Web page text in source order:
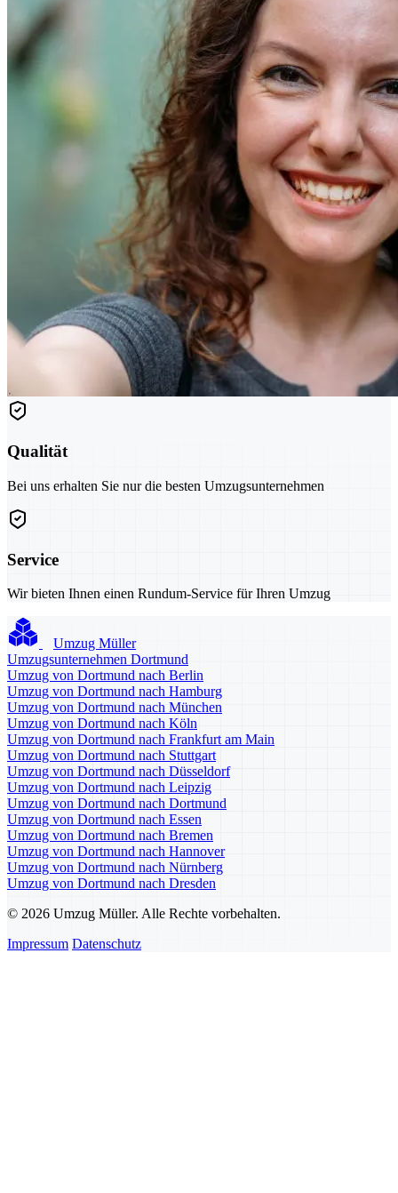
Qualität
Bei uns erhalten Sie nur die besten Umzugsunternehmen
Service
Wir bieten Ihnen einen Rundum-Service für Ihren Umzug
Umzug Müller
Umzugsunternehmen Dortmund
Umzug von Dortmund nach Berlin
Umzug von Dortmund nach Hamburg
Umzug von Dortmund nach München
Umzug von Dortmund nach Köln
Umzug von Dortmund nach Frankfurt am Main
Umzug von Dortmund nach Stuttgart
Umzug von Dortmund nach Düsseldorf
Umzug von Dortmund nach Leipzig
Umzug von Dortmund nach Dortmund
Umzug von Dortmund nach Essen
Umzug von Dortmund nach Bremen
Umzug von Dortmund nach Hannover
Umzug von Dortmund nach Nürnberg
Umzug von Dortmund nach Dresden
© 2026 Umzug Müller. Alle Rechte vorbehalten.
Impressum Datenschutz